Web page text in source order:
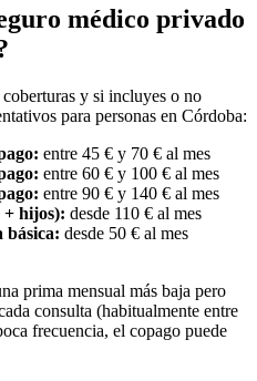
médico privado
y si incluyes o no
para personas en Córdoba:
entre 45 € y 70 € al mes
entre 60 € y 100 € al mes
entre 90 € y 140 € al mes
hijos): desde 110 € al mes
básica: desde 50 € al mes
prima mensual más baja pero
consulta (habitualmente entre
frecuencia, el copago puede